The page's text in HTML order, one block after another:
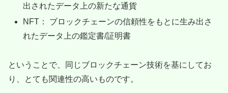
出されたデータ上の新たな通貨
NFT： ブロックチェーンの信頼性をもとに生み出さ
れたデータ上の鑑定書/証明書
ということで、同じブロックチェーン技術を基にしてお
り、とても関連性の高いものです。